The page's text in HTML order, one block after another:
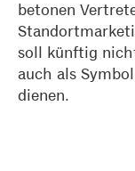
betonen
soll künftig
auch als
dienen.